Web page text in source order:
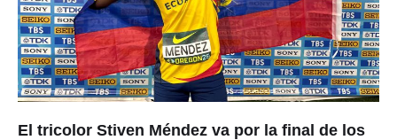
El tricolor Stiven Méndez va por la final de los